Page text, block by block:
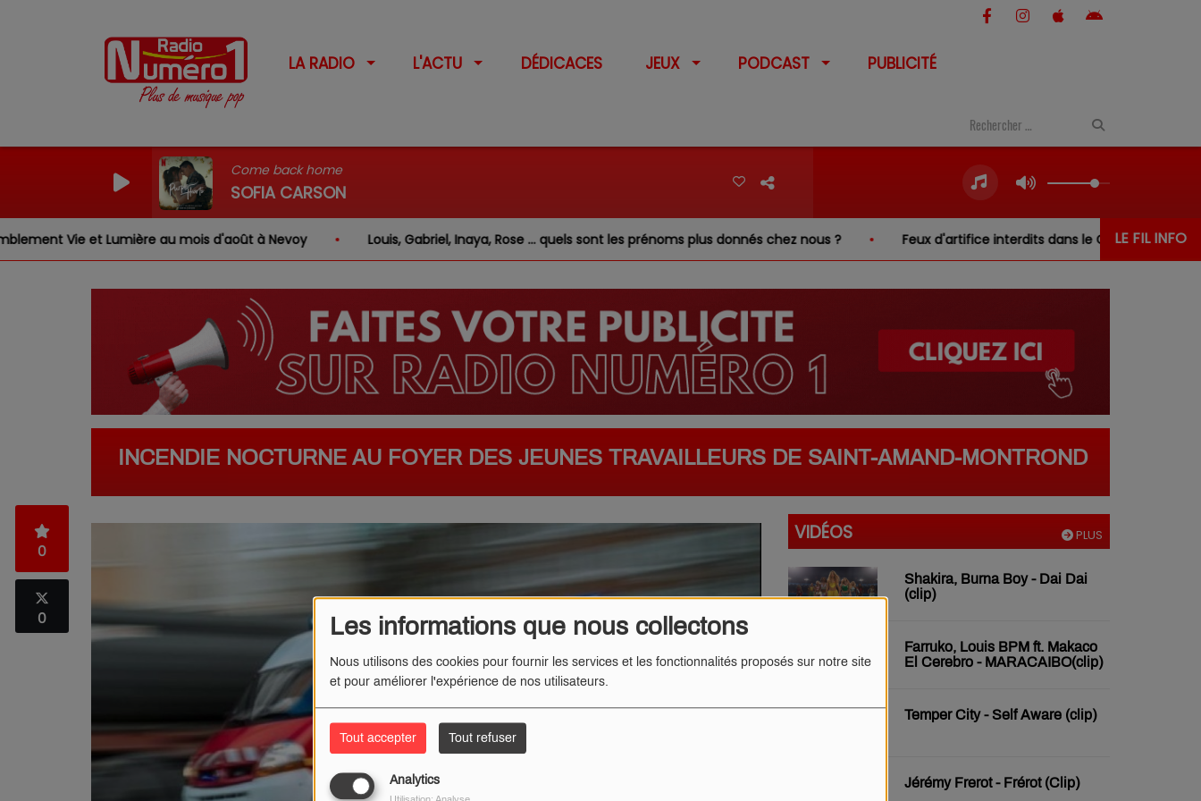
Les informations que nous collectons
Nous utilisons des cookies pour fournir les services et les fonctionnalités proposés sur notre site
et pour améliorer l'expérience de nos utilisateurs.
Tout accepter Tout refuser
Analytics
LA RADIO L'ACTU DÉDICACES JEUX PODCAST PUBLICITÉ
Come back home
SOFIA CARSON
LE FIL INFO
Vie et Lumière au mois d'août à Nevoy Louis, Gabriel, Inaya, Rose … quels sont les prénoms plus donnés chez nous ? Feux d'artifice interdits dans le Cher… sauf au-dessus
INCENDIE NOCTURNE AU FOYER DES JEUNES TRAVAILLEURS DE SAINT-AMAND-MONTROND
0
0
PLUS
VIDÉOS
Shakira, Burna Boy - Dai Dai
(clip)
Farruko, Louis BPM ft. Makaco
El Cerebro - MARACAIBO(clip)
Temper City - Self Aware (clip)
Jérémy Frerot - Frérot (Clip)